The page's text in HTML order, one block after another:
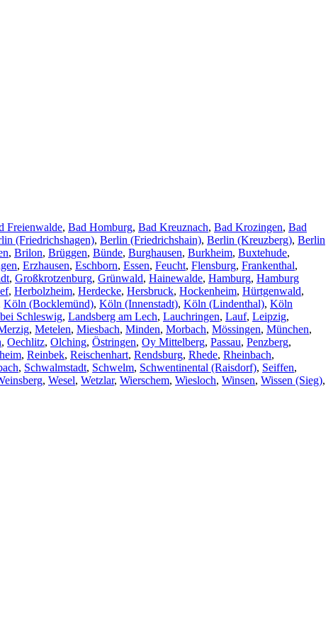
Freienwalde, Bad Homburg, Bad Kreuznach, Bad Krozingen, Bad
(Friedrichshagen), Berlin (Friedrichshain), Berlin (Kreuzberg), Berlin
, Brilon, Brüggen, Bünde, Burghausen, Burkheim, Buxtehude,
, Erzhausen, Eschborn, Essen, Feucht, Flensburg, Frankenthal,
, Großkrotzenburg, Grünwald, Hainewalde, Hamburg, Hamburg
, Herbolzheim, Herdecke, Hersbruck, Hockenheim, Hürtgenwald,
Köln (Bocklemünd), Köln (Innenstadt), Köln (Lindenthal), Köln
Schleswig, Landsberg am Lech, Lauchringen, Lauf, Leipzig,
, Metelen, Miesbach, Minden, Morbach, Mössingen, München,
, Oechlitz, Olching, Östringen, Oy Mittelberg, Passau, Penzberg,
, Reinbek, Reischenhart, Rendsburg, Rhede, Rheinbach,
, Schwalmstadt, Schwelm, Schwentinental (Raisdorf), Seiffen,
, Wesel, Wetzlar, Wierschem, Wiesloch, Winsen, Wissen (Sieg),